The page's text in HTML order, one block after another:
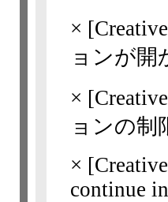
×
ョンが開
×
ョンの制
×
continue